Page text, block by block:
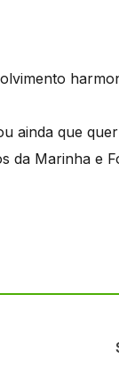
ainda que
da Marinha e